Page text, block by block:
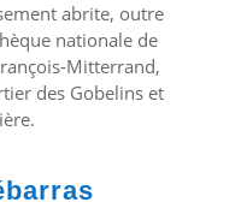
abrite, outre
nationale de
Mitterrand,
des Gobelins et